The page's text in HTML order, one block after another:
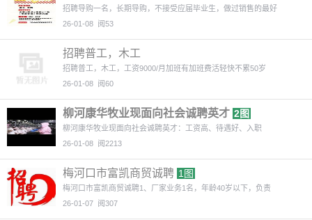
招聘导购一名，长期导购，不接受应届毕业生，做过销售的最好
26-01-08 阅53
招聘普工，木工
招聘普工，木工，工资9000/月加班有加班费活轻快不累50岁
26-01-08 阅60
柳河康华牧业现面向社会诚聘英才 2图
柳河康华牧业现面向社会诚聘英才：工资高、待遇好、入职
26-01-08 阅2213
梅河口市富凯商贸诚聘 1图
梅河口市富凯商贸诚聘1、厂家业务1名，年龄40岁以下，负责
26-01-07 阅307